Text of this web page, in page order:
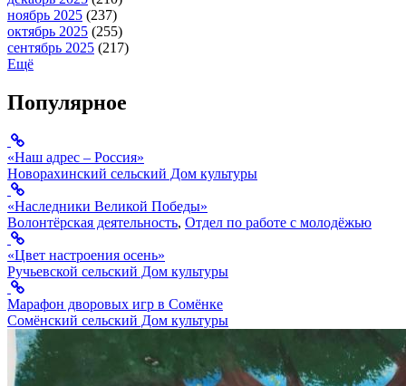
ноябрь 2025 (237)
октябрь 2025 (255)
сентябрь 2025 (217)
Ещё
Популярное
«Наш адрес – Россия»
Новорахинский сельский Дом культуры
«Наследники Великой Победы»
Волонтёрская деятельность, Отдел по работе с молодёжью
«Цвет настроения осень»
Ручьевской сельский Дом культуры
Марафон дворовых игр в Сомёнке
Сомёнский сельский Дом культуры